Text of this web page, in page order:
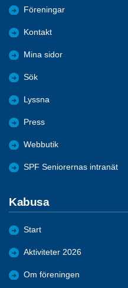
Föreningar
Kontakt
Mina sidor
Sök
Lyssna
Press
Webbutik
SPF Seniorernas intranät
Kabusa
Start
Aktiviteter 2026
Om föreningen